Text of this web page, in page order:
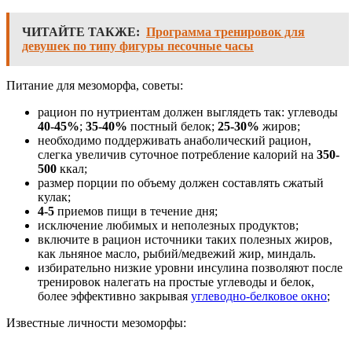
ЧИТАЙТЕ ТАКЖЕ: Программа тренировок для
девушек по типу фигуры песочные часы
Питание для мезоморфа, советы:
рацион по нутриентам должен выглядеть так: углеводы
40-45%; 35-40% постный белок; 25-30% жиров;
необходимо поддерживать анаболический рацион,
слегка увеличив суточное потребление калорий на 350-
500 ккал;
размер порции по объему должен составлять сжатый
кулак;
4-5 приемов пищи в течение дня;
исключение любимых и неполезных продуктов;
включите в рацион источники таких полезных жиров,
как льняное масло, рыбий/медвежий жир, миндаль.
избирательно низкие уровни инсулина позволяют после
тренировок налегать на простые углеводы и белок,
более эффективно закрывая углеводно-белковое окно;
Известные личности мезоморфы: